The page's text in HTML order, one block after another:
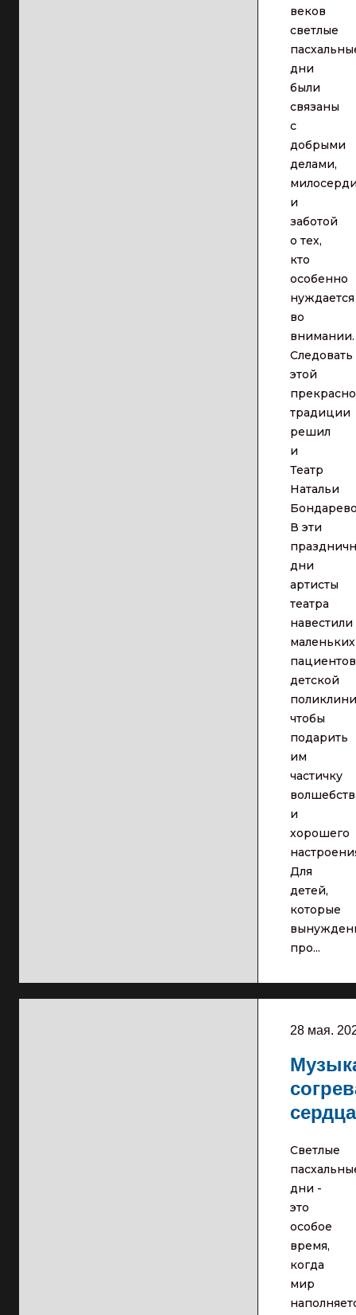
веков
светлые
дни
были
связаны
с
добрыми
делами,
и
заботой
о тех,
кто
особенно
нуждается
во
внимании.
Следовать
этой
традиции
решил
и
Театр
Натальи
В эти
дни
артисты
театра
навестили
маленьких
пациентов
детской
чтобы
подарить
им
частичку
и
хорошего
Для
детей,
которые
про...
28 мая.
сердца
Светлые
дни -
это
особое
время,
когда
мир